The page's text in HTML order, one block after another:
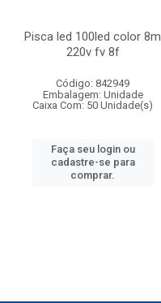
Pisca led 100led color 8m
220v fv 8f
Código: 842949
Embalagem: Unidade
Caixa Com: 50 Unidade(s)
Faça seu login ou
cadastre-se para
comprar.